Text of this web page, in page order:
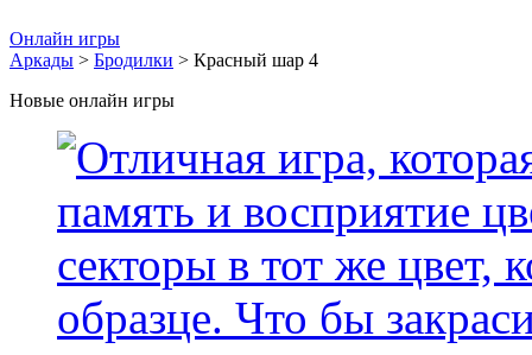
Онлайн игры
Аркады > Бродилки > Красный шар 4
Новые онлайн игры